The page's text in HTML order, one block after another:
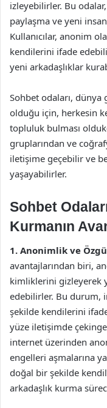
izleyebilirler. Bu
paylaşma ve yeni
Kullanıcılar, anonim
kendilerini ifade
yeni arkadaşlıklar
Sohbet odaları,
olduğu için, herkesin
topluluk bulması
gruplarından ve
iletişime geçebilir ve
yaşayabilirler.
Sohbet
Kurmanın
1. Anonimlik ve
avantajlarından biri,
kimliklerini gizleyerek
edebilirler. Bu durum,
şekilde kendilerini
yüze iletişimde
internet üzerinden
engelleri aşmalarına
doğal bir şekilde
arkadaşlık kurma